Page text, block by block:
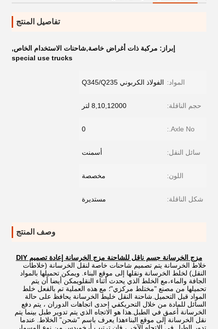
تفاصيل المنتج
إبراز: مركبة ذات أغراض خاصة,شاحنات الاستخدام الخاص,
special use trucks
المواد: الفولاذ الكربوني Q345/Q235
حجم الناقلة: 8,10,12000 لتر
Axle No.:
0
سائل النقل: أسمنت
اللون: مخصصة
شكل الناقلة: مستديرة
وصف المنتج
مزج الخرسانة جسم ناقل للشاحنة مزج الخرسانة إعادة تصميم DIY
خلاط الخرسانة يتم تصميم شاحنات خاصة لنقل الخرسانة (خلاطات
النقل) لخلط الخرسانة ونقلها إلى موقع البناء. ويمكن تحميلها بالمواد
الجافة والماء،مع الخلط الذي يحدث أثناء النقلويمكن أيضا أن يتم
تحميلها من مصنع "مختلط مركزي"؛ مع هذه العملية تم بالفعل خلط
المواد قبل التحميل.شاحنة النقل خليط الخرسانة يحافظ على حالة
السائل للمادة من خلال التحريكفي إحدى اتجاهات الدوران ، يتم دفع
الخرسانة أعمق في الطبل.هذا هو الاتجاه الذي يتم تدوير طبل بينما يتم
نقل الخرسانة إلى موقع البناءهذا يعرف باسم "شحن" الخلاط. عندما